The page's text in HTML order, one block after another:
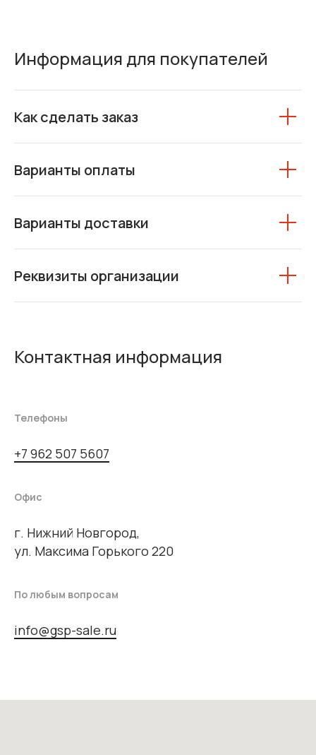
Информация для покупателей
Как сделать заказ
Варианты оплаты
Варианты доставки
Реквизиты организации
Контактная информация
Телефоны
+7 962 507 5607
Офис
г. Нижний Новгород,
ул. Максима Горького 220
По любым вопросам
info@gsp-sale.ru